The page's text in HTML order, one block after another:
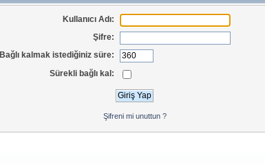
Kullanıcı Adı:
Şifre:
Bağlı kalmak istediğiniz süre:
Sürekli bağlı kal:
Şifreni mi unuttun ?